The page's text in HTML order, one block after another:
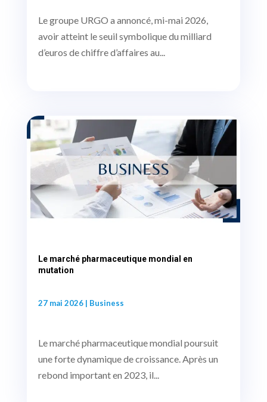
Le groupe URGO a annoncé, mi-mai 2026,
avoir atteint le seuil symbolique du milliard
d’euros de chiffre d’affaires au...
Le marché pharmaceutique mondial en
mutation
27 mai 2026| Business
Le marché pharmaceutique mondial poursuit
une forte dynamique de croissance. Après un
rebond important en 2023, il...